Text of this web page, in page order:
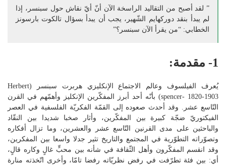
” لقد أصبح من التقاليد الراسخة الآن أنّ أيّ نقاش حول سبنسر، إذا
لم يبدأ بنقد دوركهايم الشّهير، يجب أن يبدأ بسؤال تالكوت بارسونز
الخطابي: “من يقرأ الآن سبنسر؟”
1- مقدمة:
يُعرف الفيلسوف وعالم الاجتماع الإنكليزي هربرت سبنسر (Herbert
spencer- 1820-1903) بأنّه أحد أبرز المفكّرين الإنكليز وأهمّهم في القرن
التّاسع عشر. وقد أحدث صعوده إلى القمّة الفكريّة الفلسفية في العصر
الفيكتوريّ ضجّة كبيرة بين المفكّرين، وأثار صخبا شديدا بين النقّاد
والباحثين على مدى القرنين التّاسع عشر والعشرين، وما تزال أفكاره
وتصوّراته التطوّرية في المجتمع والتاريخ تثير جدلا واسعا بين المفكرين،
وقد انقسم المفكّرون وأهل الثّقافة في شأنه بين محبٍّ غالٍ وكاره قالٍ،
أي: بين فئة تطرّفت في رفض نظريّاته رفضا تامّا، وأخرى اتّخذته منارة